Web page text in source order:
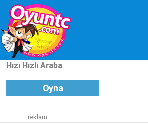
Hızı Hızlı Araba
Oyna
reklam